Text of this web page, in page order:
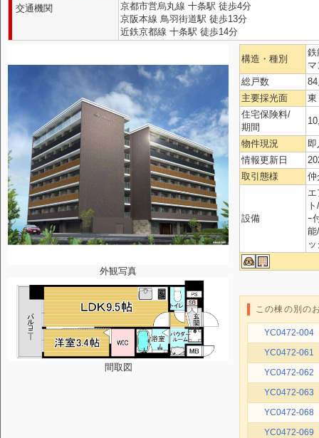
交通機関
京都市営烏丸線 十条駅 徒歩4分
京阪本線 鳥羽街道駅 徒歩13分
近鉄京都線 十条駅 徒歩14分
外観写真
間取図
構造・種別
鉄
総戸数
主要採光面
東
住宅保険料/
期間
物件現況
情報更新日
取引態様
仲
設備
ｰ
能
この棟の別の
YC0472-004
YC0472-061
YC0472-062
YC0472-063
YC0472-068
YC0472-069